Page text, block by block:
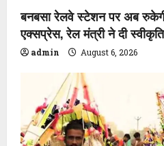
बनबसा रेलवे स्टेशन पर अब
एक्सप्रेस, रेल मंत्री ने दी स्वीकृति
admin August 6, 2026